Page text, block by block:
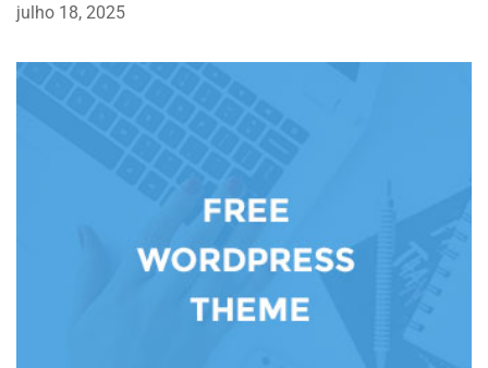
julho 18, 2025